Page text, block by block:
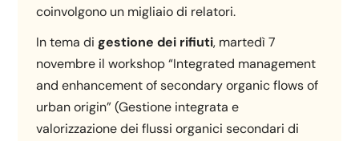
coinvolgono un migliaio di relatori.
In tema digestione dei rifiuti, martedì 7
novembre il workshop “Integrated management
and enhancement of secondary organic flows of
urban origin” (Gestione integrata e
valorizzazione dei flussi organici secondari di